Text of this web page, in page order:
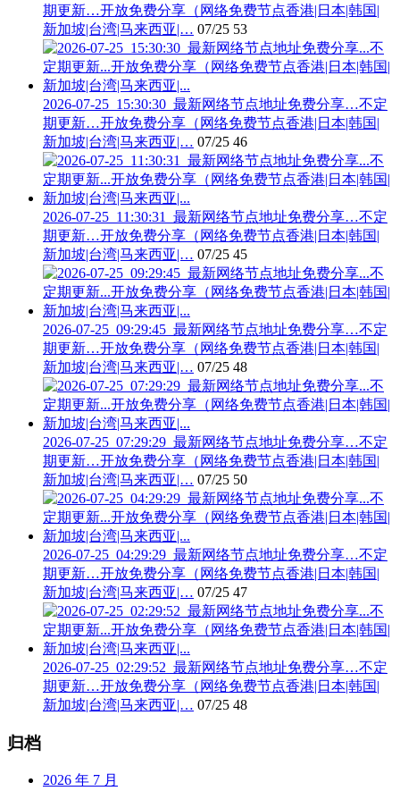
期更新…开放免费分享（网络免费节点香港|日本|韩国|
新加坡|台湾|马来西亚|… 07/25 53
2026-07-25_15:30:30_最新网络节点地址免费分享…不定
期更新…开放免费分享（网络免费节点香港|日本|韩国|
新加坡|台湾|马来西亚|… 07/25 46
2026-07-25_11:30:31_最新网络节点地址免费分享…不定
期更新…开放免费分享（网络免费节点香港|日本|韩国|
新加坡|台湾|马来西亚|… 07/25 45
2026-07-25_09:29:45_最新网络节点地址免费分享…不定
期更新…开放免费分享（网络免费节点香港|日本|韩国|
新加坡|台湾|马来西亚|… 07/25 48
2026-07-25_07:29:29_最新网络节点地址免费分享…不定
期更新…开放免费分享（网络免费节点香港|日本|韩国|
新加坡|台湾|马来西亚|… 07/25 50
2026-07-25_04:29:29_最新网络节点地址免费分享…不定
期更新…开放免费分享（网络免费节点香港|日本|韩国|
新加坡|台湾|马来西亚|… 07/25 47
2026-07-25_02:29:52_最新网络节点地址免费分享…不定
期更新…开放免费分享（网络免费节点香港|日本|韩国|
新加坡|台湾|马来西亚|… 07/25 48
归档
2026 年 7 月